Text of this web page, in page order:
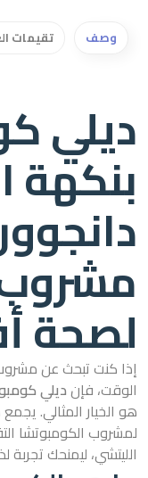
وصف تقيمات
ديلي
بنكهة
لصحة
إذا كنت تبحث عن
الوقت، فإنديلي
هو الخيار المثالي.
لمشروب الكومبوتشا
الليتشي، ليمنحك